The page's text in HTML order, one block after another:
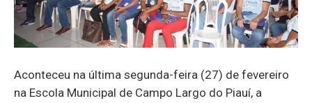
Aconteceu na última segunda-feira (27) de fevereiro
na Escola Municipal de Campo Largo do Piauí, a